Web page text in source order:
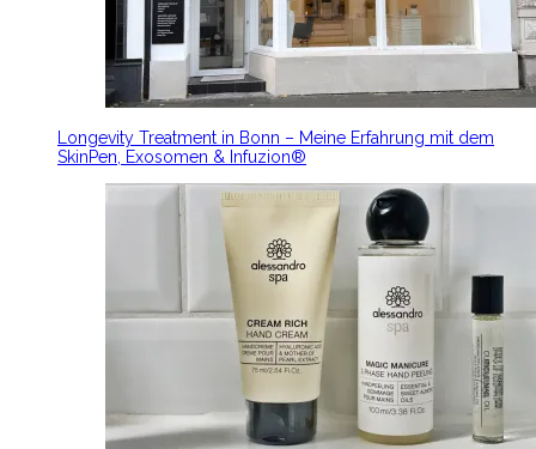
Longevity Treatment in Bonn – Meine Erfahrung mit dem
SkinPen, Exosomen & Infuzion®